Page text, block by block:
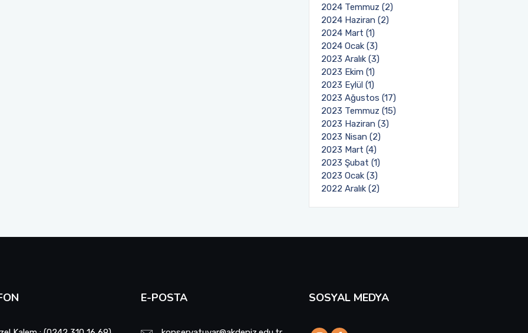
2024 Temmuz (2)
2024 Haziran (2)
2024 Mart (1)
2024 Ocak (3)
2023 Aralık (3)
2023 Ekim (1)
2023 Eylül (1)
2023 Ağustos (17)
2023 Temmuz (15)
2023 Haziran (3)
2023 Nisan (2)
2023 Mart (4)
2023 Şubat (1)
2023 Ocak (3)
2022 Aralık (2)
E-POSTA SOSYAL MEDYA